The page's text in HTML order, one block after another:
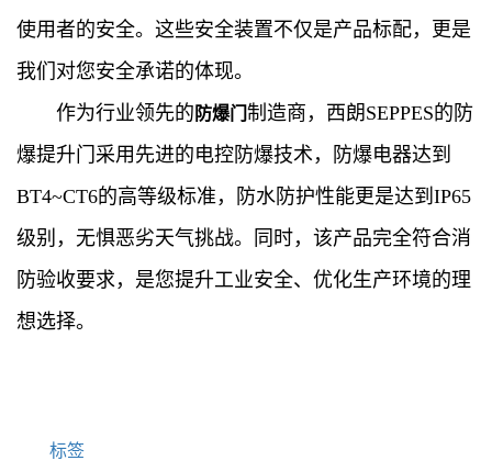
使用者的安全。这些安全装置不仅是产品标配，更是
我们对您安全承诺的体现。
作为行业领先的 防爆门 制造商，西朗SEPPES的防
爆提升门采用先进的电控防爆技术，防爆电器达到
BT4~CT6的高等级标准，防水防护性能更是达到IP65
级别，无惧恶劣天气挑战。同时，该产品完全符合消
防验收要求，是您提升工业安全、优化生产环境的理
想选择。
标签